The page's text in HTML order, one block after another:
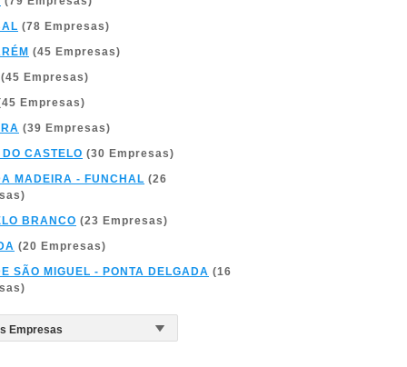
(78 Empresas)
(45 Empresas)
(45 Empresas)
Empresas)
(39 Empresas)
CASTELO (30 Empresas)
MADEIRA - FUNCHAL (26
BRANCO (23 Empresas)
(20 Empresas)
SÃO MIGUEL - PONTA DELGADA (16